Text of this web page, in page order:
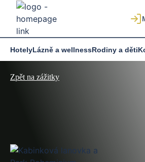
HotelyLázně a wellnessRodiny a děti
Zpět na zážitky